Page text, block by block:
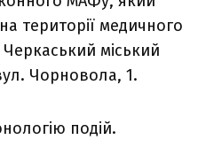
території медичного
міський
Чорновола, 1.
подій.